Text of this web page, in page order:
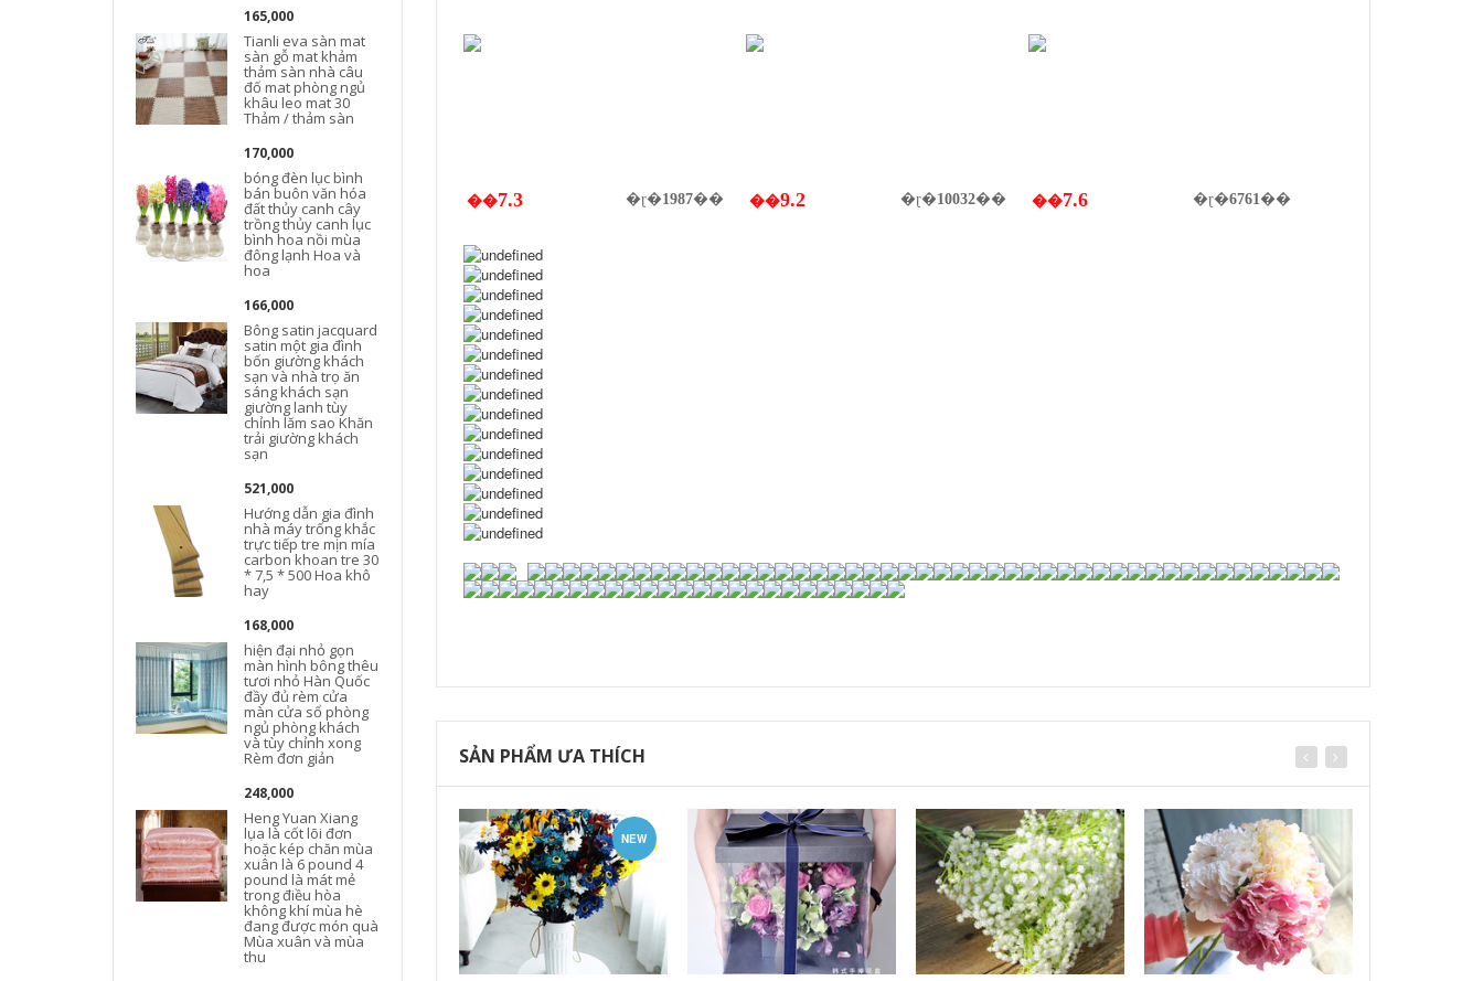
165,000
Tianli eva sàn mat
sàn gỗ mat khảm
thảm sàn nhà câu
đố mat phòng ngủ
khâu leo ​​mat 30
Thảm / thảm sàn
170,000
bóng đèn lục bình
bán buôn văn hóa
đất thủy canh cây
trồng thủy canh lục
bình hoa nồi mùa
đông lạnh Hoa và
hoa
166,000
Bông satin jacquard
satin một gia đình
bốn giường khách
sạn và nhà trọ ăn
sáng khách sạn
giường lanh tùy
chỉnh lăm sao Khăn
trải giường khách
sạn
521,000
Hướng dẫn gia đình
nhà máy trống khắc
trực tiếp tre mịn mía
carbon khoan tre 30
* 7,5 * 500 Hoa khô
hay
168,000
hiện đại nhỏ gọn
màn hình bông thêu
tươi nhỏ Hàn Quốc
đầy đủ rèm cửa
màn cửa sổ phòng
ngủ phòng khách
và tùy chỉnh xong
Rèm đơn giản
248,000
Heng Yuan Xiang
lụa là cốt lõi đơn
hoặc kép chăn mùa
xuân là 6 pound 4
pound là mát mẻ
trong điều hòa
không khí mùa hè
đang được món quà
Mùa xuân và mùa
thu
��7.3 �ɽ�1987�� ��9.2 �ɽ�10032�� ��7.6 �ɽ�6761��
SẢN PHẨM ƯA THÍCH
NEW